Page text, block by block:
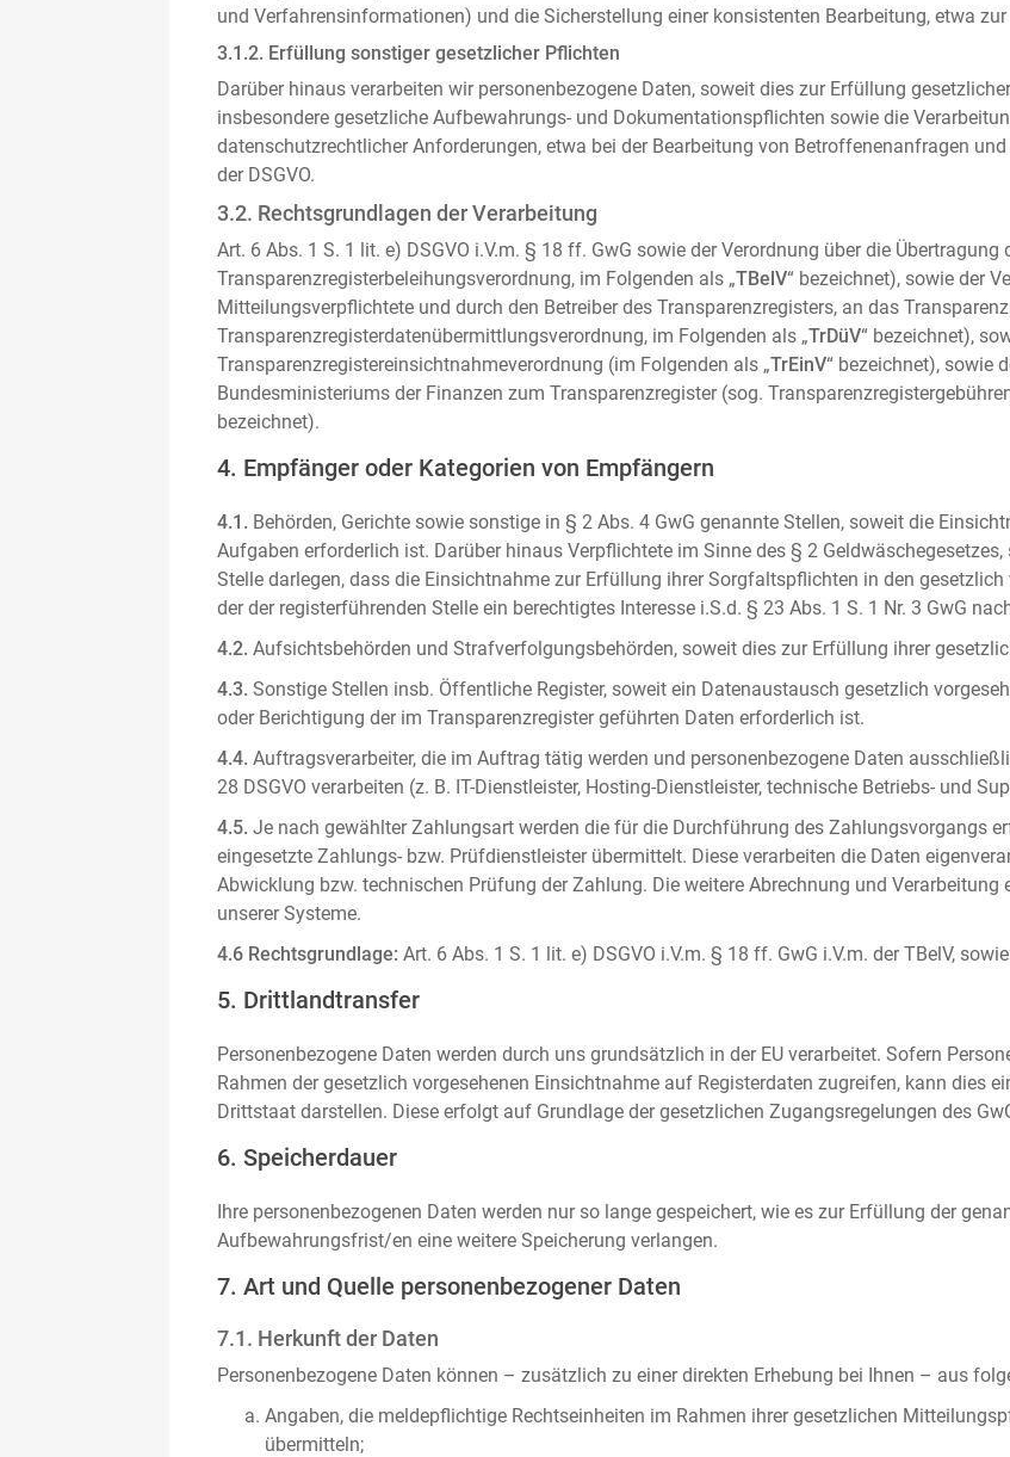
und Verfahrensinformationen) und die Sicherstellung einer konsistenten Bearbeitung, etwa
3.1.2. Erfüllung sonstiger gesetzlicher Pflichten
Darüber hinaus verarbeiten wir personenbezogene Daten, soweit dies zur Erfüllung
insbesondere gesetzliche Aufbewahrungs- und Dokumentationspflichten sowie die
datenschutzrechtlicher Anforderungen, etwa bei der Bearbeitung von Betroffenenanfragen
der DSGVO.
3.2. Rechtsgrundlagen der Verarbeitung
Art. 6 Abs. 1 S. 1 lit. e) DSGVO i.V.m. § 18 ff. GwG sowie der Verordnung über die
Transparenzregisterbeleihungsverordnung, im Folgenden als „TBelV“ bezeichnet), sowie der
Mitteilungsverpflichtete und durch den Betreiber des Transparenzregisters, an das
Transparenzregisterdatenübermittlungsverordnung, im Folgenden als „TrDüV“ bezeichnet),
Transparenzregistereinsichtnahmeverordnung (im Folgenden als „TrEinV“ bezeichnet), sowie
Bundesministeriums der Finanzen zum Transparenzregister (sog.
bezeichnet).
4. Empfänger oder Kategorien von Empfängern
4.1. Behörden, Gerichte sowie sonstige in § 2 Abs. 4 GwG genannte Stellen, soweit die
Aufgaben erforderlich ist. Darüber hinaus Verpflichtete im Sinne des § 2
Stelle darlegen, dass die Einsichtnahme zur Erfüllung ihrer Sorgfaltspflichten in den
der der registerführenden Stelle ein berechtigtes Interesse i.S.d. § 23 Abs. 1 S. 1 Nr. 3 GwG
4.2. Aufsichtsbehörden und Strafverfolgungsbehörden, soweit dies zur Erfüllung ihrer
4.3. Sonstige Stellen insb. Öffentliche Register, soweit ein Datenaustausch gesetzlich
oder Berichtigung der im Transparenzregister geführten Daten erforderlich ist.
4.4. Auftragsverarbeiter, die im Auftrag tätig werden und personenbezogene Daten
28 DSGVO verarbeiten (z. B. IT-Dienstleister, Hosting-Dienstleister, technische Betriebs- und
4.5. Je nach gewählter Zahlungsart werden die für die Durchführung des Zahlungsvorgangs
eingesetzte Zahlungs- bzw. Prüfdienstleister übermittelt. Diese verarbeiten die Daten
Abwicklung bzw. technischen Prüfung der Zahlung. Die weitere Abrechnung und
unserer Systeme.
4.6 Rechtsgrundlage: Art. 6 Abs. 1 S. 1 lit. e) DSGVO i.V.m. § 18 ff. GwG i.V.m. der TBelV,
5. Drittlandtransfer
Personenbezogene Daten werden durch uns grundsätzlich in der EU verarbeitet. Sofern
Rahmen der gesetzlich vorgesehenen Einsichtnahme auf Registerdaten zugreifen, kann dies
Drittstaat darstellen. Diese erfolgt auf Grundlage der gesetzlichen Zugangsregelungen des
6. Speicherdauer
Ihre personenbezogenen Daten werden nur so lange gespeichert, wie es zur Erfüllung der
Aufbewahrungsfrist/en eine weitere Speicherung verlangen.
7. Art und Quelle personenbezogener Daten
7.1. Herkunft der Daten
Personenbezogene Daten können – zusätzlich zu einer direkten Erhebung bei Ihnen – aus
Angaben, die meldepflichtige Rechtseinheiten im Rahmen ihrer gesetzlichen
übermitteln;